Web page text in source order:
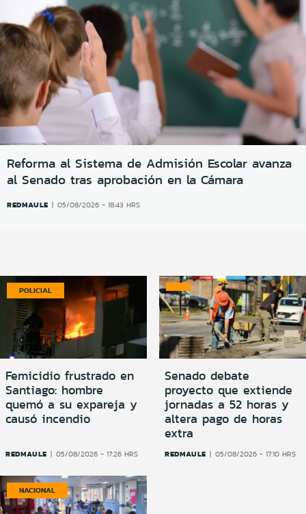
Reforma al Sistema de Admisión Escolar avanza
al Senado tras aprobación en la Cámara
REDMAULE 05/08/2026 - 18:43 HRS
POLICIAL
Femicidio frustrado en
Santiago: hombre
quemó a su expareja y
causó incendio
REDMAULE 05/08/2026 - 17:26 HRS
Senado debate
proyecto que extiende
jornadas a 52 horas y
altera pago de horas
extra
REDMAULE 05/08/2026 - 17:10 HRS
NACIONAL